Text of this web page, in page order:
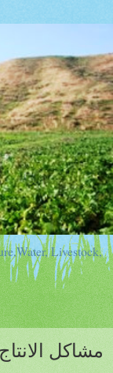
Livestock,
مشاكل